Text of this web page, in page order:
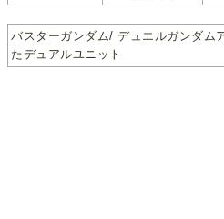
バスターガンダム/ デュエルガンダム
たデュアルユニット